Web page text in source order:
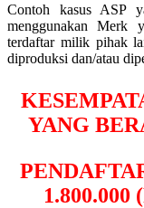
Contoh kasus ASP
menggunakan Merk
terdaftar milik pihak
diproduksi dan/atau
YANG
1.800.000